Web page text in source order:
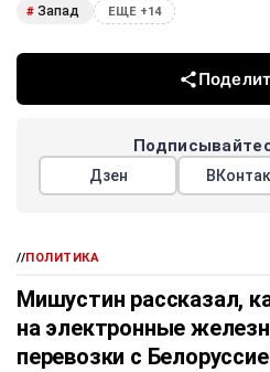
# Запад ЕЩЕ +14
Дзен
//ПОЛИТИКА
Мишустин рассказал,
на электронные
перевозки с